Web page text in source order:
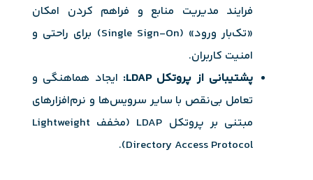
فرایند مدیریت منابع و فراهم کردن امکان
«تک‌بار ورود» (Single Sign-On) برای راحتی و
امنیت کاربران.
پشتیبانی از پروتکل LDAP:
ایجاد هماهنگی و
تعامل بی‌نقص با سایر سرویس‌ها و نرم‌افزارهای
مبتنی بر پروتکل LDAP (مخفف Lightweight
Directory Access Protocol).